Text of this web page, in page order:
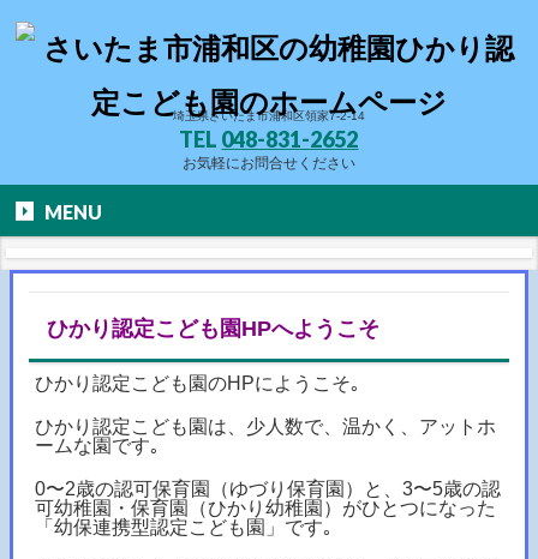
埼玉県さいたま市浦和区領家7-2-14
TEL 048-831-2652
お気軽にお問合せください
MENU
ひかり認定こども園HPへようこそ
ひかり認定こども園のHPにようこそ｡
ひかり認定こども園は、少人数で、温かく、アットホ
ームな園です｡
0〜2歳の認可保育園（ゆづり保育園）と、3〜5歳の認
可幼稚園・保育園（ひかり幼稚園）がひとつになった
「幼保連携型認定こども園」です｡